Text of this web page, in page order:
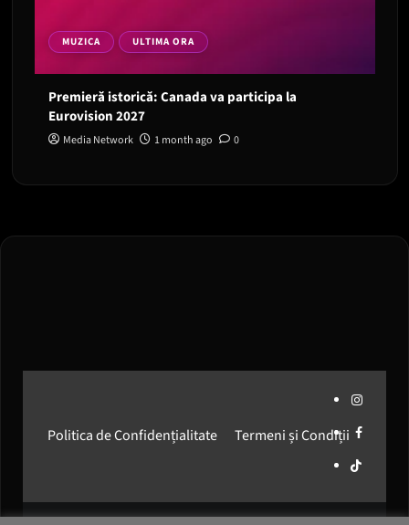
MUZICA ULTIMA ORA
Premieră istorică: Canada va participa la
Eurovision 2027
Media Network 1 month ago 0
Politica de Confidențialitate Termeni și Condiții
Instagram
Facebook
Media